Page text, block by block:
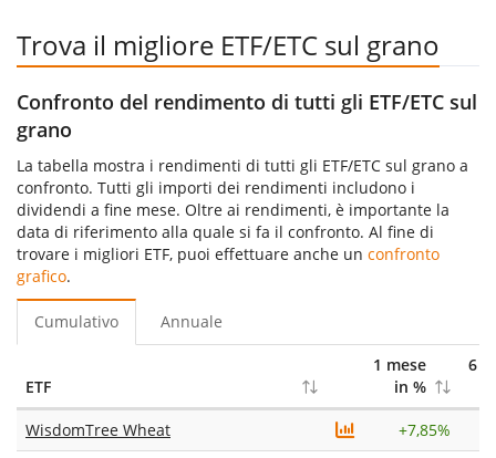
Trova il migliore ETF/ETC sul grano
Confronto del rendimento di tutti gli ETF/ETC sul
grano
La tabella mostra i rendimenti di tutti gli ETF/ETC sul grano a
confronto. Tutti gli importi dei rendimenti includono i
dividendi a fine mese. Oltre ai rendimenti, è importante la
data di riferimento alla quale si fa il confronto. Al fine di
trovare i migliori ETF, puoi effettuare anche un confronto
grafico.
Cumulativo Annuale
ETF
1 mese
in %
6
WisdomTree Wheat +7,85%